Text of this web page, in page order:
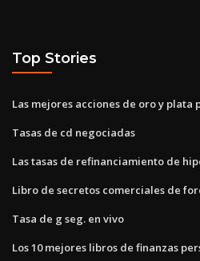
Top Stories
Las mejores acciones de oro y plata
Tasas de cd negociadas
Las tasas de refinanciamiento de
Libro de secretos comerciales de
Tasa de g seg. en vivo
Los 10 mejores libros de finanzas